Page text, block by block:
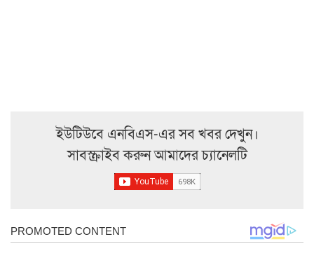
ইউটিউবে এনবিএস-এর সব খবর দেখুন।
সাবস্ক্রাইব করুন আমাদের চ্যানেলটি